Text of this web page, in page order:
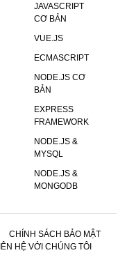
JAVASCRIPT
CƠ BẢN
VUE.JS
ECMASCRIPT
NODE.JS CƠ
BẢN
EXPRESS
FRAMEWORK
NODE.JS &
MYSQL
NODE.JS &
MONGODB
CHÍNH SÁCH BẢO MẬT
HỆ VỚI CHÚNG TÔI